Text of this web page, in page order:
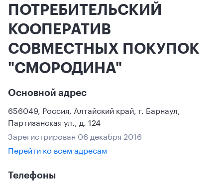
ПОТРЕБИТЕЛЬСКИЙ
КООПЕРАТИВ
СОВМЕСТНЫХ ПОКУПОК
"СМОРОДИНА"
Основной адрес
656049, Россия, Алтайский край, г. Барнаул,
Партизанская ул., д. 124
Зарегистрирован 06 декабря 2016
Перейти ко всем адресам
Телефоны